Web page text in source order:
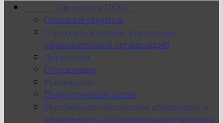
Сведения о ПОО
Основные сведения
Структура и органы управления
образовательной организацией
Документы
Образование
Руководство
Педагогический состав
Материально-техническое обеспечение и
оснащенность образовательного процесса.